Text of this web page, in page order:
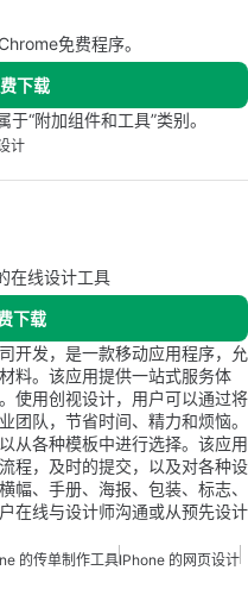
免费程序。
下载
“附加组件和工具”类别。
计
在线设计工具
下载
开发，是一款移动应用程序，允
料。该应用提供一站式服务体
使用创视设计，用户可以通过将
团队，节省时间、精力和烦恼。
从各种模板中进行选择。该应用
程，及时的提交，以及对各种设
幅、手册、海报、包装、标志、
在线与设计师沟通或从预先设计
的传单制作工具IPhone 的网页设计